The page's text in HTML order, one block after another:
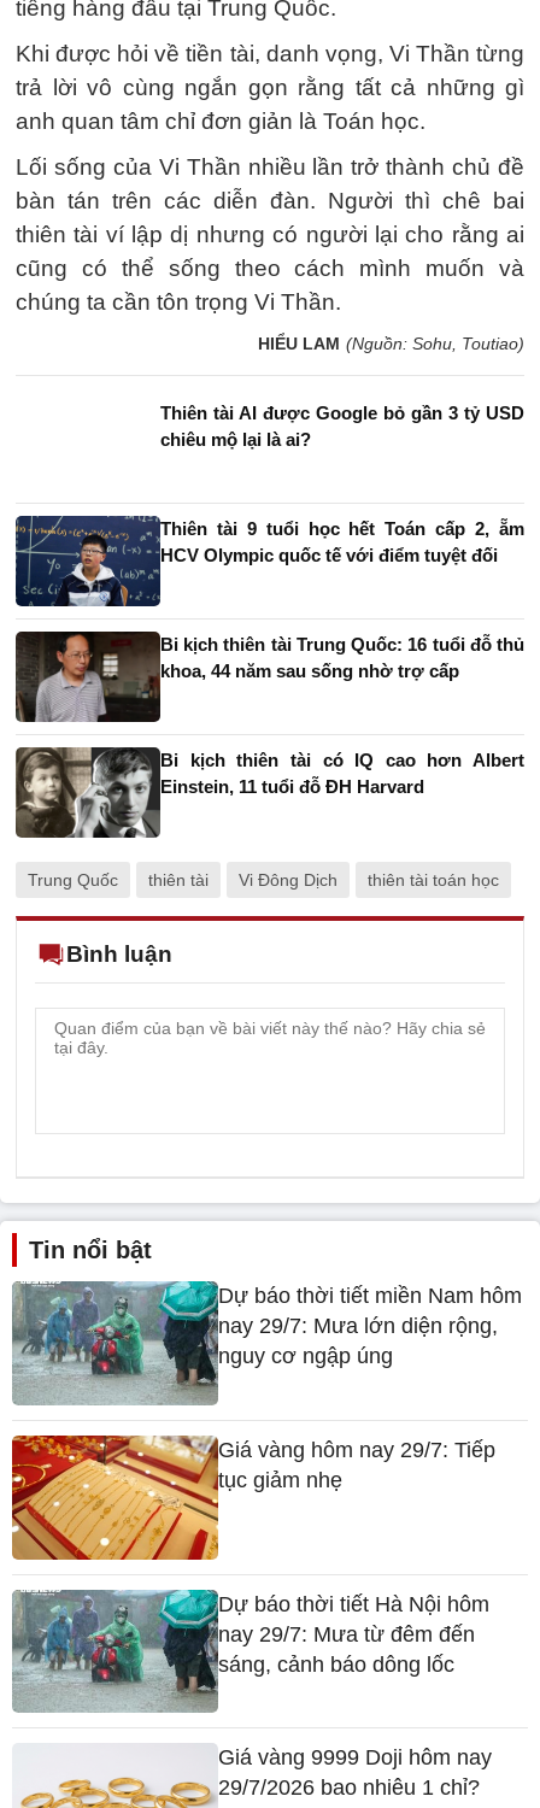
tiếng hàng đầu tại Trung Quốc.
Khi được hỏi về tiền tài, danh vọng, Vi Thần từng
trả lời vô cùng ngắn gọn rằng tất cả những gì
anh quan tâm chỉ đơn giản là Toán học.
Lối sống của Vi Thần nhiều lần trở thành chủ đề
bàn tán trên các diễn đàn. Người thì chê bai
thiên tài ví lập dị nhưng có người lại cho rằng ai
cũng có thể sống theo cách mình muốn và
chúng ta cần tôn trọng Vi Thần.
HIỂU LAM (Nguồn: Sohu, Toutiao)
Thiên tài AI được Google bỏ gần 3 tỷ USD
chiêu mộ lại là ai?
Thiên tài 9 tuổi học hết Toán cấp 2, ẵm
HCV Olympic quốc tế với điểm tuyệt đối
Bi kịch thiên tài Trung Quốc: 16 tuổi đỗ thủ
khoa, 44 năm sau sống nhờ trợ cấp
Bi kịch thiên tài có IQ cao hơn Albert
Einstein, 11 tuổi đỗ ĐH Harvard
Trung Quốc thiên tài Vi Đông Dịch thiên tài toán học
Bình luận
Tin nổi bật
Dự báo thời tiết miền Nam hôm
nay 29/7: Mưa lớn diện rộng,
nguy cơ ngập úng
Giá vàng hôm nay 29/7: Tiếp
tục giảm nhẹ
Dự báo thời tiết Hà Nội hôm
nay 29/7: Mưa từ đêm đến
sáng, cảnh báo dông lốc
Giá vàng 9999 Doji hôm nay
29/7/2026 bao nhiêu 1 chỉ?